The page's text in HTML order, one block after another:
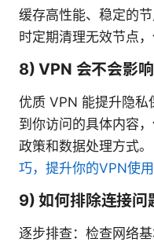
缓存高性能、稳定的
时定期清理无效节点，
8) VPN 会不会影响
优质 VPN 能提升隐私
到你访问的具体内容
政策和数据处理方式。
巧，提升你的VPN使
9) 如何排除连接问
逐步排查：检查网络